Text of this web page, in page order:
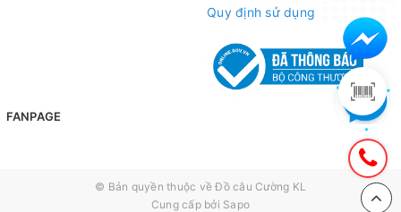
Số tài khoản : 0021001015829
3. Ngân hàng Nông nghiệp và Phát triển nông thôn
4. Ngân hàng Công thương VIETTINBANK -
CN Hà
Quy định sử dụng
FANPAGE
© Bản quyền thuộc vềĐồ câu Cường KL
Cung cấp bởi Sapo